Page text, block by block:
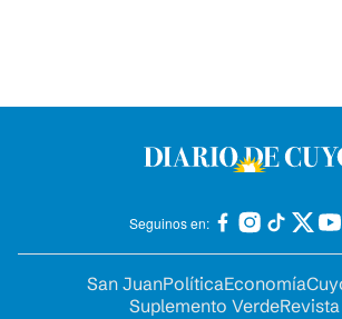
Seguinos en:
San JuanPolíticaEconomía
Suplemento Verde